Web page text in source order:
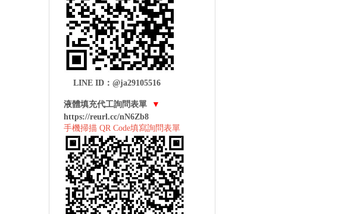
LINE ID：@ja29105516
液體填充代工詢問表單
▼
https://reurl.cc/nN6Zb8
手機掃描 QR Code填寫詢問表單